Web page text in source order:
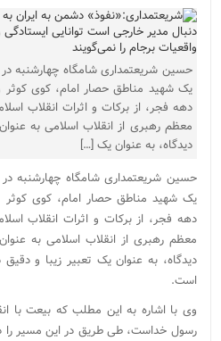
حسین شریعتمداری شامگاه چهارشنبه
یک شهید مناطق حصار امام، کوی کوثر
دهه فجر، از برکات و اثرات انقلاب
معظم رهبری از انقلاب اسلامی به
دیدگاه، به عنوان یک […]
حسین شریعتمداری شامگاه چهارشنبه
یک شهید مناطق حصار امام، کوی کوثر
دهه فجر، از برکات و اثرات انقلاب
معظم رهبری از انقلاب اسلامی به
دیدگاه، به عنوان یک تعبیر زیبا و
است.
وی با اشاره به این مطلب که بیعت با
رسول خداست، طی طریق در این مسیر را